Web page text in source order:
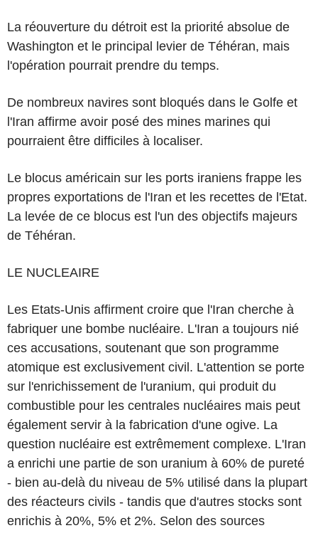
La réouverture du détroit est la priorité absolue de
Washington et le principal levier de Téhéran, mais
l'opération pourrait prendre du temps.
De nombreux navires sont bloqués dans le Golfe et
l'Iran affirme avoir posé des mines marines qui
pourraient être difficiles à localiser.
Le blocus américain sur les ports iraniens frappe les
propres exportations de l'Iran et les recettes de l'Etat.
La levée de ce blocus est l'un des objectifs majeurs
de Téhéran.
LE NUCLEAIRE
Les Etats-Unis affirment croire que l'Iran cherche à
fabriquer une bombe nucléaire. L'Iran a toujours nié
ces accusations, soutenant que son programme
atomique est exclusivement civil. L'attention se porte
sur l'enrichissement de l'uranium, qui produit du
combustible pour les centrales nucléaires mais peut
également servir à la fabrication d'une ogive. La
question nucléaire est extrêmement complexe. L'Iran
a enrichi une partie de son uranium à 60% de pureté
- bien au-delà du niveau de 5% utilisé dans la plupart
des réacteurs civils - tandis que d'autres stocks sont
enrichis à 20%, 5% et 2%. Selon des sources